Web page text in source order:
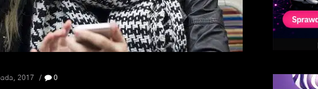
2017 0